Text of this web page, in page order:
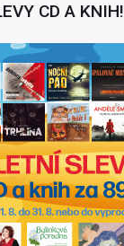
CD A KNIH!